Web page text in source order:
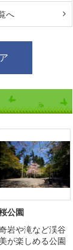
へ
公園
岩や滝など渓谷
美が楽しめる公園